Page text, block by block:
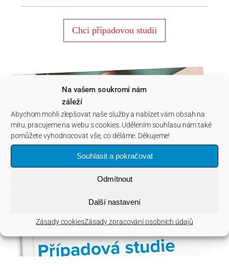
Na vašem soukromí nám
záleží
Abychom mohli zlepšovat naše služby a nabízet vám obsah na
míru, pracujeme na webu s cookies. Udělením souhlasu nám také
pomůžete vyhodnocovat vše, co děláme. Děkujeme!
Souhlasit a pokračovat
Odmítnout
Další nastavení
Zásady cookiesZásady zpracování osobních údajů
Chci případovou studii